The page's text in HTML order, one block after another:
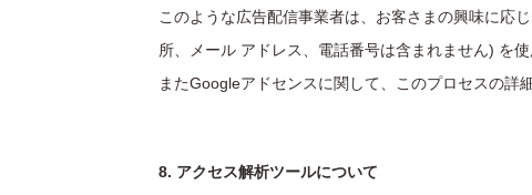
このような広告配信事業者は、お客さまの興味に応
所、メール アドレス、電話番号は含まれません) を使
またGoogleアドセンスに関して、このプロセスの詳
8. アクセス解析ツールについて